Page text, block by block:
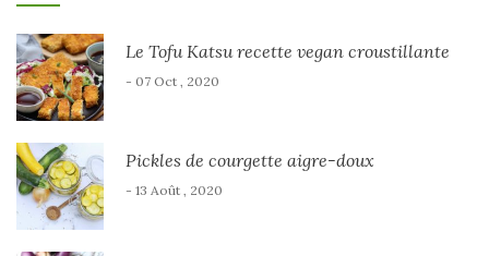
Le Tofu Katsu recette vegan croustillante
- 07 Oct , 2020
Pickles de courgette aigre-doux
- 13 Août , 2020